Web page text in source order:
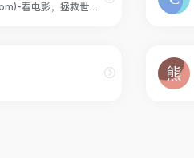
555电影 (www.555dy.com)-看电影，拯救世界！奈飞Netflix免费看，每天更新热火欧美日韩剧，最新韩国电影，在线免费电影网，VIP视频免费看！